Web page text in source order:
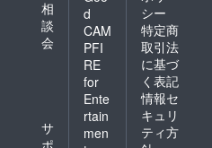
相
談
会
サ
d
CAM
PFI
RE
for
Ente
rtain
men
シー
特定商
取引法
に基づ
く表記
情報セ
キュリ
ティ方